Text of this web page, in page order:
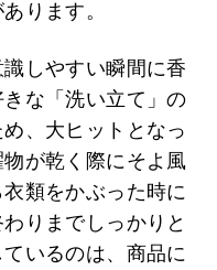
ります。
しやすい瞬間に香
な「洗い立て」の
、大ヒットとなっ
が乾く際にそよ風
類をかぶった時に
りまでしっかりと
いるのは、商品に